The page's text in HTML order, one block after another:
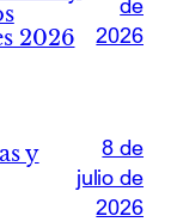
2026
2026
y
8 de
julio de
2026